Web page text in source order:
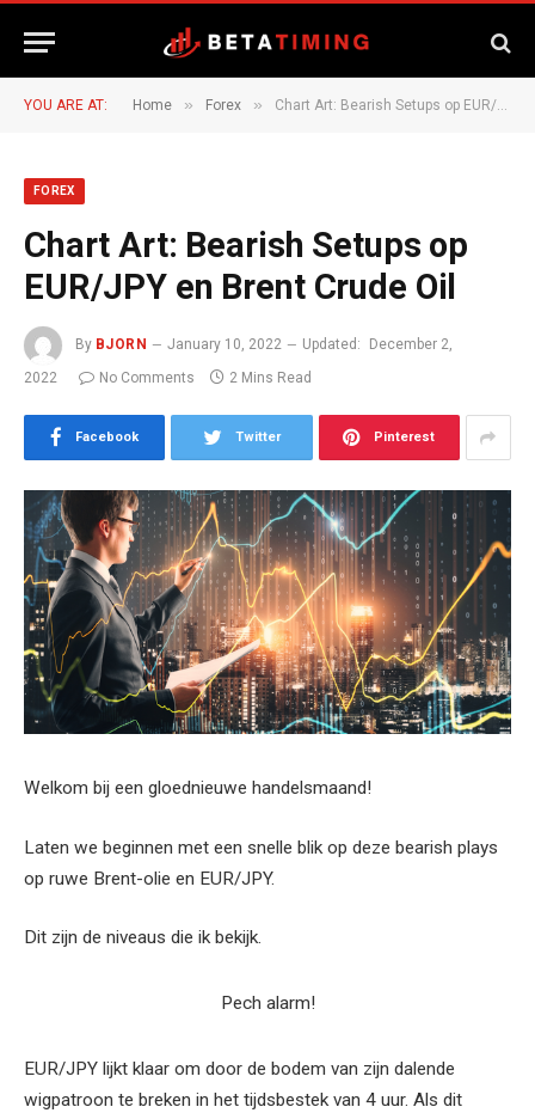
YOU ARE AT: Home » Forex » Chart Art: Bearish Setups op EUR/JPY en Brent Crude Oil
FOREX
Chart Art: Bearish Setups op
EUR/JPY en Brent Crude Oil
By BJORN January 10, 2022 Updated:
December 2,
2022
No Comments 2 Mins Read
Facebook Twitter Pinterest
Welkom bij een gloednieuwe handelsmaand!
Laten we beginnen met een snelle blik op deze bearish plays
op ruwe Brent-olie en EUR/JPY.
Dit zijn de niveaus die ik bekijk.
Pech alarm!
EUR/JPY lijkt klaar om door de bodem van zijn dalende
wigpatroon te breken in het tijdsbestek van 4 uur. Als dit